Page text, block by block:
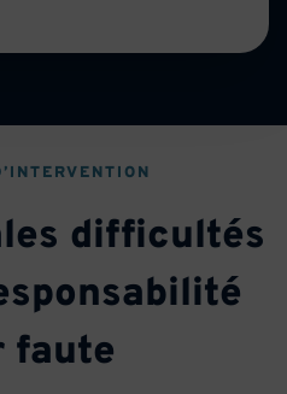
difficultés
faute